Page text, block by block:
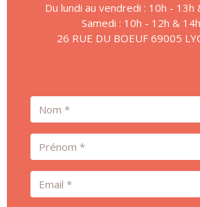
Du lundi au vendredi : 10h - 13h
Samedi : 10h - 12h &
26 RUE DU BOEUF 69005
Nom
Prénom
Email